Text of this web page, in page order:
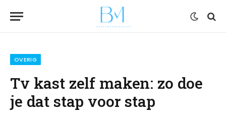
OVERIG
Tv kast zelf maken: zo doe
je dat stap voor stap